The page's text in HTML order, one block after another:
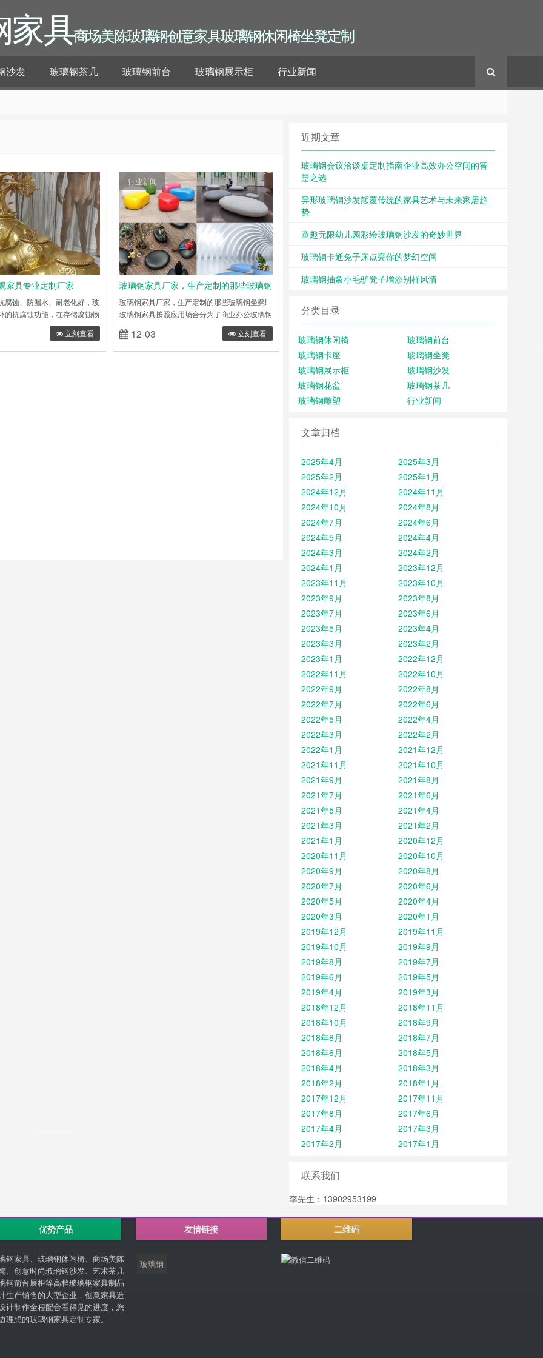
家具商场美陈玻璃钢创意家具玻璃钢休闲椅坐凳定制
沙发 玻璃钢茶几 玻璃钢前台 玻璃钢展示柜 行业新闻
家具专业定制厂家
腐蚀、防漏水、耐老化好，玻
的抗腐蚀功能，在存储腐蚀物
显示信息出其他原材料所无可
钢模型家具盘绕玻璃钢储罐
度、抗腐蚀的非金属材料管
立刻查看
行业新闻
玻璃钢家具厂家，生产定制的那些玻璃钢
坐凳!
玻璃钢家具厂家，生产定制的那些玻璃钢坐凳!
玻璃钢家具按照应用场合分为了商业办公玻璃钢
家具和户外景观玻璃钢家具，玻璃钢坐凳是玻璃
钢家具中的一种，也是应用范围非常广泛的一
种。 第一款：玻璃钢鹅卵石坐凳，鹅卵石坐凳
12-03 立刻查看
近期文章
玻璃钢会议洽谈桌定制指南企业高效办公空间的智
慧之选
异形玻璃钢沙发颠覆传统的家具艺术与未来家居趋
势
童趣无限幼儿园彩绘玻璃钢沙发的奇妙世界
玻璃钢卡通兔子床点亮你的梦幻空间
玻璃钢抽象小毛驴凳子增添别样风情
分类目录
玻璃钢休闲椅
玻璃钢前台
玻璃钢卡座
玻璃钢坐凳
玻璃钢展示柜
玻璃钢沙发
玻璃钢花盆
玻璃钢茶几
玻璃钢雕塑
行业新闻
文章归档
2025年4月
2025年3月
2025年2月
2025年1月
2024年12月
2024年11月
2024年10月
2024年8月
2024年7月
2024年6月
2024年5月
2024年4月
2024年3月
2024年2月
2024年1月
2023年12月
2023年11月
2023年10月
2023年9月
2023年8月
2023年7月
2023年6月
2023年5月
2023年4月
2023年3月
2023年2月
2023年1月
2022年12月
2022年11月
2022年10月
2022年9月
2022年8月
2022年7月
2022年6月
2022年5月
2022年4月
2022年3月
2022年2月
2022年1月
2021年12月
2021年11月
2021年10月
2021年9月
2021年8月
2021年7月
2021年6月
2021年5月
2021年4月
2021年3月
2021年2月
2021年1月
2020年12月
2020年11月
2020年10月
2020年9月
2020年8月
2020年7月
2020年6月
2020年5月
2020年4月
2020年3月
2020年1月
2019年12月
2019年11月
2019年10月
2019年9月
2019年8月
2019年7月
2019年6月
2019年5月
2019年4月
2019年3月
2018年12月
2018年11月
2018年10月
2018年9月
2018年8月
2018年7月
2018年6月
2018年5月
2018年4月
2018年3月
2018年2月
2018年1月
2017年12月
2017年11月
2017年8月
2017年6月
2017年4月
2017年3月
2017年2月
2017年1月
联系我们
李先生：13902953199
优势产品
钢家具、玻璃钢休闲椅、商场美陈
、创意时尚玻璃钢沙发、艺术茶几
钢前台展柜等高档玻璃钢家具制品
生产销售的大型企业，创意家具造
计制作全程配合看得见的进度，您
理想的玻璃钢家具定制专家。
友情链接
玻璃钢
二维码